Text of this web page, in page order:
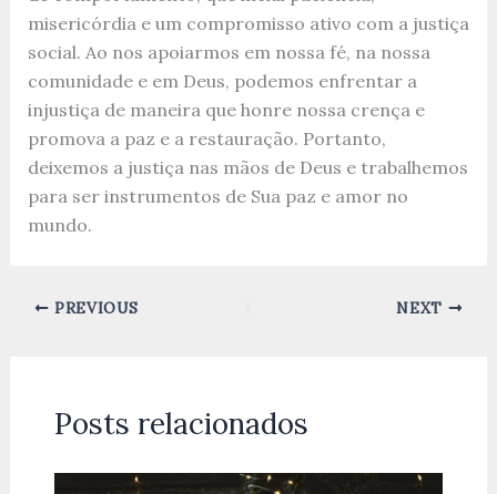
misericórdia e um compromisso ativo com a justiça
social. Ao nos apoiarmos em nossa fé, na nossa
comunidade e em Deus, podemos enfrentar a
injustiça de maneira que honre nossa crença e
promova a paz e a restauração. Portanto,
deixemos a justiça nas mãos de Deus e trabalhemos
para ser instrumentos de Sua paz e amor no
mundo.
PREVIOUS NEXT
Posts relacionados